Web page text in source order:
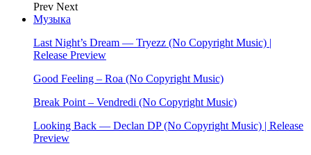
Prev Next
Музыка
Last Night’s Dream — Tryezz (No Copyright Music) |
Release Preview
Good Feeling – Roa (No Copyright Music)
Break Point – Vendredi (No Copyright Music)
Looking Back — Declan DP (No Copyright Music) | Release
Preview